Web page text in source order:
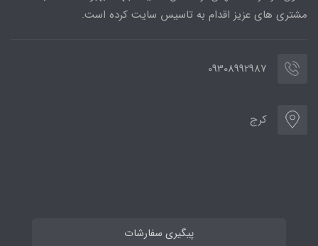
مشتری های عزیز اقدام به تاسیس سایت کرده است.
09308992987
کرج
پیگیری سفارشات